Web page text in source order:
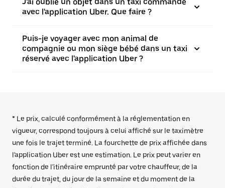
avec l'application Uber. Que faire ?
Puis-je voyager avec mon animal de
compagnie ou mon siège bébé dans un taxi
réservé avec l'application Uber ?
* Le prix, calculé conformément à la réglementation en
vigueur, correspond toujours à celui affiché sur le taximètre
une fois le trajet terminé. La fourchette de prix affichée dans
l'application Uber est une estimation. Le prix peut varier en
fonction de l'itinéraire emprunté par votre chauffeur, de la
durée du trajet, du jour de la semaine et du moment de la